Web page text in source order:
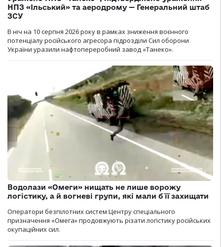
НПЗ «Ільський» та аеродрому — Генеральний штаб
ЗСУ
В ніч на 10 серпня 2026 року в рамках зниження воєнного
потенціалу російського агресора підрозділи Сил оборони
України уразили нафтопереробний завод «Танеко».
Водолази «Омеги» нищать не лише ворожу
логістику, а й вогневі групи, які мали б її захищати
Оператори безпілотних систем Центру спеціального
призначення «Омега» продовжують різати логістику російських
окупаційних сил.